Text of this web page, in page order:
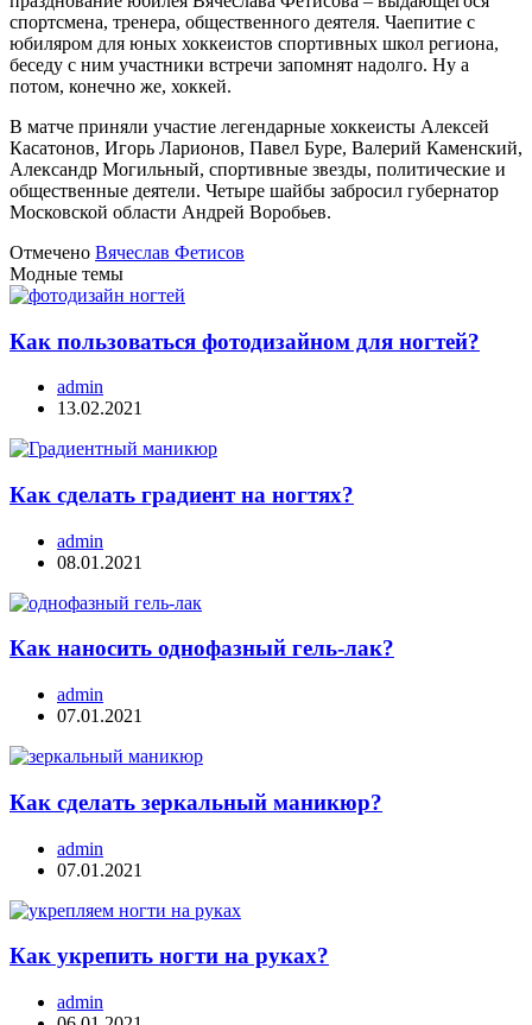
спортсмена, тренера, общественного деятеля. Чаепитие с
юбиляром для юных хоккеистов спортивных школ региона,
беседу с ним участники встречи запомнят надолго. Ну а
потом, конечно же, хоккей.
В матче приняли участие легендарные хоккеисты Алексей
Касатонов, Игорь Ларионов, Павел Буре, Валерий Каменский,
Александр Могильный, спортивные звезды, политические и
общественные деятели. Четыре шайбы забросил губернатор
Московской области Андрей Воробьев.
Отмечено Вячеслав Фетисов
Модные темы
Как пользоваться фотодизайном для ногтей?
admin
13.02.2021
Как сделать градиент на ногтях?
admin
08.01.2021
Как наносить однофазный гель-лак?
admin
07.01.2021
Как сделать зеркальный маникюр?
admin
07.01.2021
Как укрепить ногти на руках?
admin